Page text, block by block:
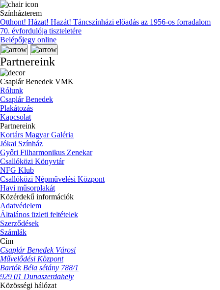
Színházterem
Otthont! Házat! Hazát! Táncszínházi előadás az 1956-os forradalom
70. évfordulója tiszteletére
Belépőjegy online
Partnereink
Csaplár Benedek VMK
Rólunk
Csaplár Benedek
Plakátozás
Kapcsolat
Partnereink
Kortárs Magyar Galéria
Jókai Színház
Győri Filharmonikus Zenekar
Csallóközi Könyvtár
NFG Klub
Csallóközi Népművelési Központ
Havi műsorplakát
Közérdekű információk
Adatvédelem
Általános üzleti feltételek
Szerződések
Számlák
Cím
Csaplár Benedek Városi
Művelődési Központ
Bartók Béla sétány 788/1
929 01 Dunaszerdahely
Közösségi hálózat